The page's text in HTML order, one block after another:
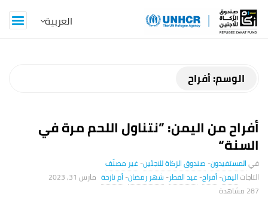
Z
a
t
B
الوسم:أفراح
أفراح من اليمن: ”نتناول اللحم مرة في
السنة“
المستفيدون- صندوق الزكاة للاجئين-غير مصنّف
اليمن-أفراح-عيد الفطر- شهر رمضان-أم نازحة مارس 31, 2023
287 ‎مشاهدة